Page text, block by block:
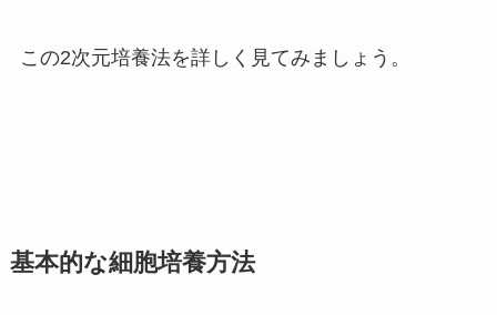
この2次元培養法を詳しく見てみましょう。
基本的な細胞培養方法